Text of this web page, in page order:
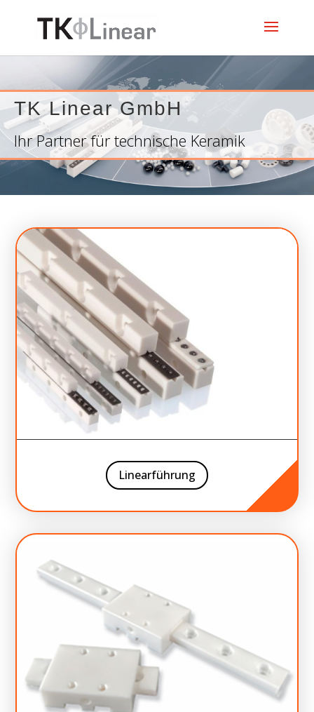
TK Linear GmbH
Ihr Partner für technische Keramik
Linearführung